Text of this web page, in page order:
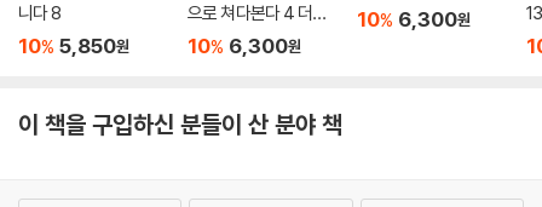
니다 8
10% 5,850원
으로 쳐다본다 4 더블
특전판
10% 6,300원
10% 6,300원
이 책을 구입하신 분들이 산 분야 책